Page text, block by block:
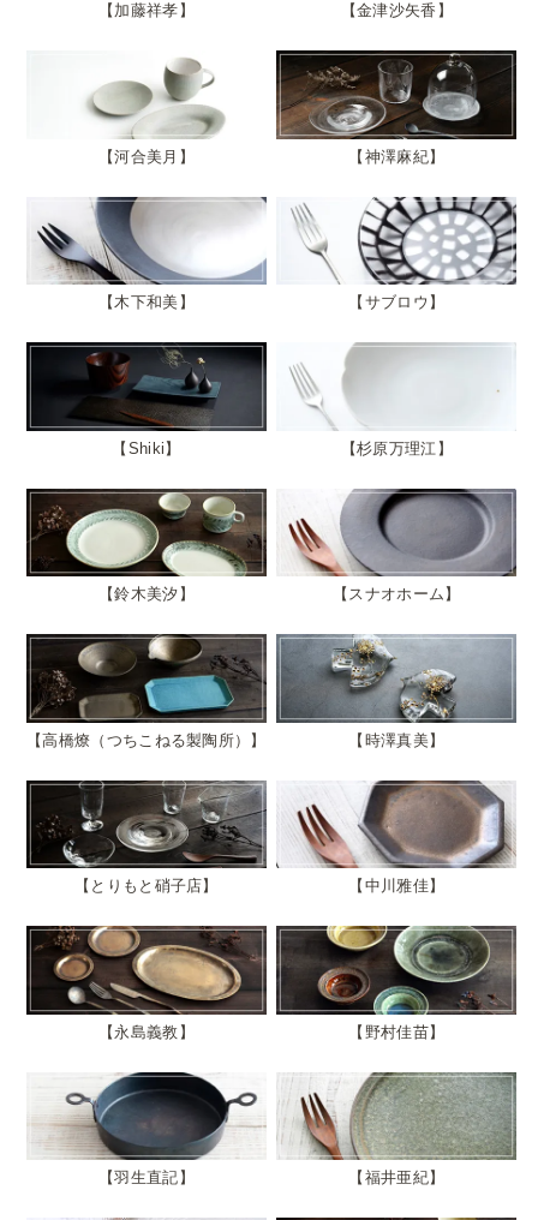
加藤祥孝 金津沙矢香
河合美月 神澤麻紀
木下和美 サブロウ
Shiki 杉原万理江
鈴木美汐 スナオホーム
高橋燎（つちこねる製陶所） 時澤真美
とりもと硝子店 中川雅佳
永島義教 野村佳苗
羽生直記 福井亜紀